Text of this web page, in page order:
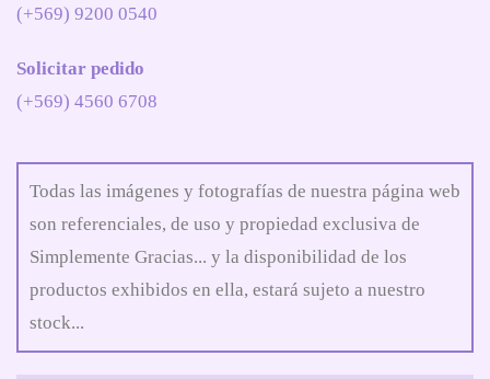
(+569) 9200 0540
Solicitar pedido
(+569) 4560 6708
Todas las imágenes y fotografías de nuestra página web
son referenciales, de uso y propiedad exclusiva de
Simplemente Gracias... y la disponibilidad de los
productos exhibidos en ella, estará sujeto a nuestro
stock...